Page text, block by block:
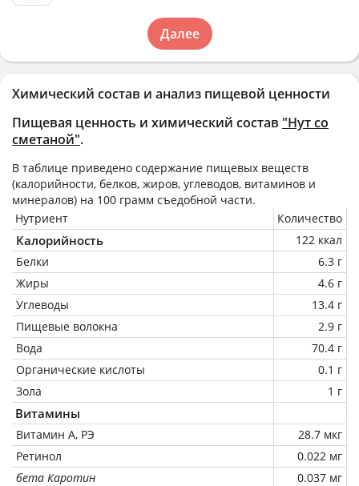
Химический состав и анализ пищевой ценности
Пищевая ценность и химический состав "Нут со
сметаной".
В таблице приведено содержание пищевых веществ
(калорийности, белков, жиров, углеводов, витаминов и
минералов) на 100 грамм съедобной части.
Нутриент
Количество
Калорийность
122 ккал
Белки
6.3 г
Жиры
4.6 г
Углеводы
13.4 г
Пищевые волокна
2.9 г
Вода
70.4 г
Органические кислоты
0.1 г
Зола
1 г
Витамины
Витамин А, РЭ
28.7 мкг
Ретинол
0.022 мг
бета Каротин
0.037 мг
Далее